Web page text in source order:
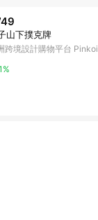
山下撲克牌
跨境設計購物平台 Pinkoi